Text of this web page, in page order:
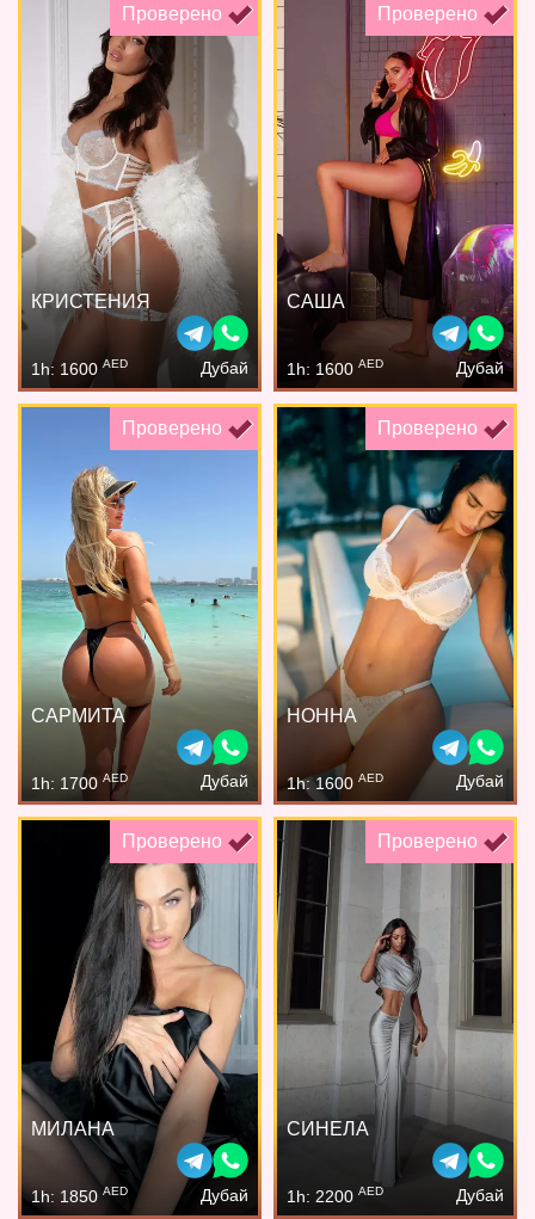
Проверено
КРИСТЕНИЯ
1h: 1600 AED Дубай
Проверено
САША
1h: 1600 AED Дубай
Проверено
САРМИТА
1h: 1700 AED Дубай
Проверено
НОННА
1h: 1600 AED Дубай
Проверено
МИЛАНА
1h: 1850 AED Дубай
Проверено
СИНЕЛА
1h: 2200 AED Дубай